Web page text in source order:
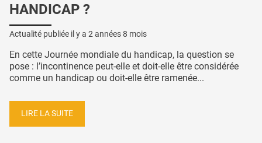
HANDICAP ?
Actualité publiée il y a 2 années 8 mois
En cette Journée mondiale du handicap, la question se
pose : l’incontinence peut-elle et doit-elle être considérée
comme un handicap ou doit-elle être ramenée...
LIRE LA SUITE